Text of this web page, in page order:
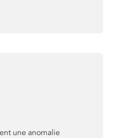
une anomalie